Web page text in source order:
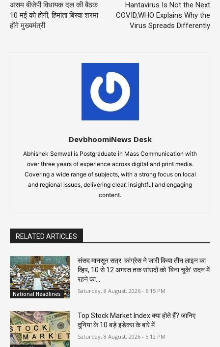
असम बीजेपी विधायक दल की बैठक
10 मई को होगी, हिमांता बिस्वा शरमा
होंगे मुख्यमंत्री
Hantavirus Is Not the Next
COVID,WHO Explains Why the
Virus Spreads Differently
DevbhoomiNews Desk
Abhishek Semwal is Postgraduate in Mass Communication with
over three years of experience across digital and print media.
Covering a wide range of subjects, with a strong focus on local
and regional issues, delivering clear, insightful and engaging
content.
RELATED ARTICLES
National Headlines
संसद मानसून सत्र: कांग्रेस ने जारी किया तीन लाइन का
व्हिप, 10 से 12 अगस्त तक सांसदों को ‘बिना चूके’ सदन में
रहने का...
Saturday, 8 August, 2026 - 6:15 PM
Top Stock Market Index क्या होते हैं? जानिए
दुनिया के 10 बड़े इंडेक्स के बारे में
Saturday, 8 August, 2026 - 5:12 PM